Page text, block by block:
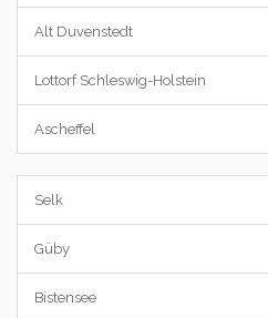
Alt Duvenstedt
Lottorf Schleswig-Holstein
Ascheffel
Selk
Güby
Bistensee